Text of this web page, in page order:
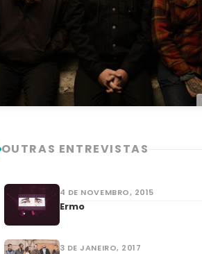
OUTRAS ENTREVISTAS
4 DE NOVEMBRO, 2015
Ermo
3 DE JANEIRO, 2017